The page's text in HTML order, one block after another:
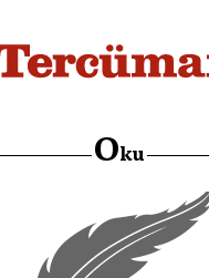
Oku